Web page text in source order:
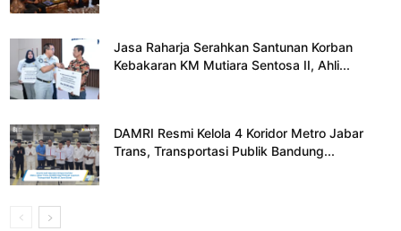
Jasa Raharja Serahkan Santunan Korban
Kebakaran KM Mutiara Sentosa II, Ahli...
DAMRI Resmi Kelola 4 Koridor Metro Jabar
Trans, Transportasi Publik Bandung...